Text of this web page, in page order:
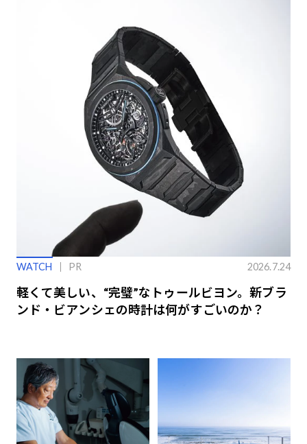
WATCH PR 2026.7.24
軽くて美しい、“完璧”なトゥールビヨン。新ブラ
ンド・ビアンシェの時計は何がすごいのか？